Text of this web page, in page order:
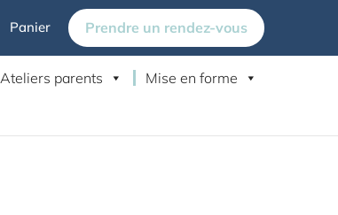
Panier Prendre un rendez-vous
Ateliers parents
Mise en forme